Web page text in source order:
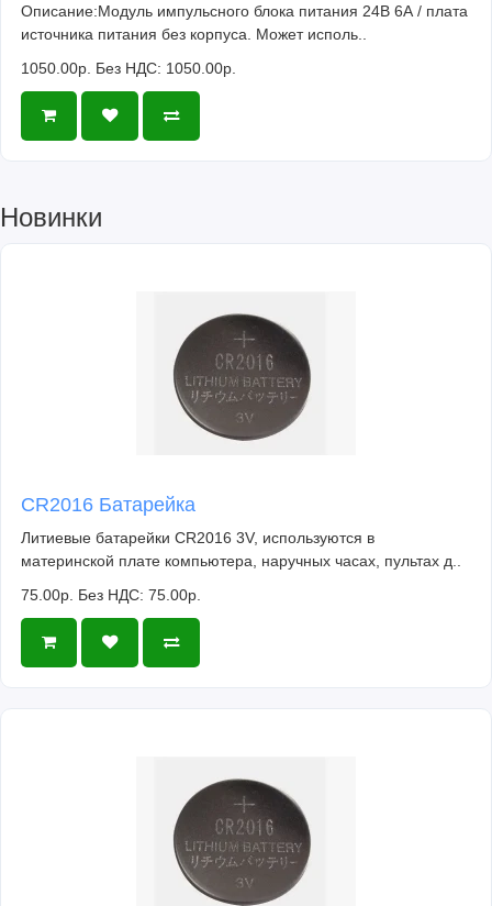
Описание:Модуль импульсного блока питания 24В 6А / плата
источника питания без корпуса. Может исполь..
1050.00р. Без НДС: 1050.00р.
Новинки
CR2016 Батарейка
Литиевые батарейки CR2016 3V, используются в
материнской плате компьютера, наручных часах, пультах д..
75.00р. Без НДС: 75.00р.